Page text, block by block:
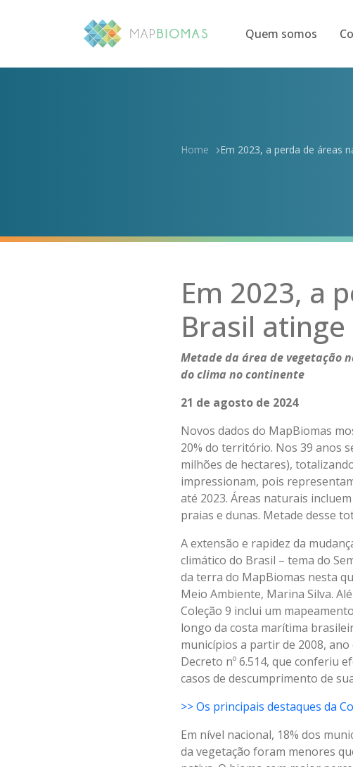
Quem somos
Home Em 2023, a perda de áreas
Em 2023, a
Brasil
Metade da área de vegetação
do clima no continente
21 de agosto de 2024
Novos dados do MapBiomas
20% do território. Nos 39 anos
milhões de hectares),
impressionam, pois
até 2023. Áreas naturais
praias e dunas. Metade desse
A extensão e rapidez da
climático do Brasil – tema do
da terra do MapBiomas nesta
Meio Ambiente, Marina Silva.
Coleção 9 inclui um
longo da costa marítima
municípios a partir de 2008,
Decreto nº 6.514, que conferiu
casos de descumprimento de
>> Os principais destaques da
Em nível nacional, 18% dos
da vegetação foram menores